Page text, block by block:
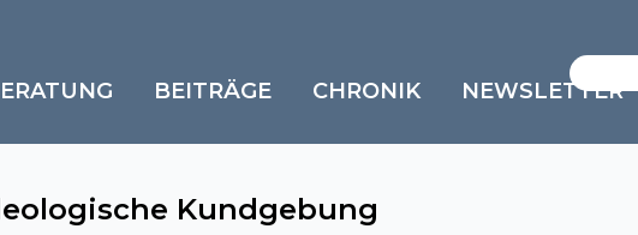
BEITRÄGE CHRONIK NEWSLETTER
Kundgebung